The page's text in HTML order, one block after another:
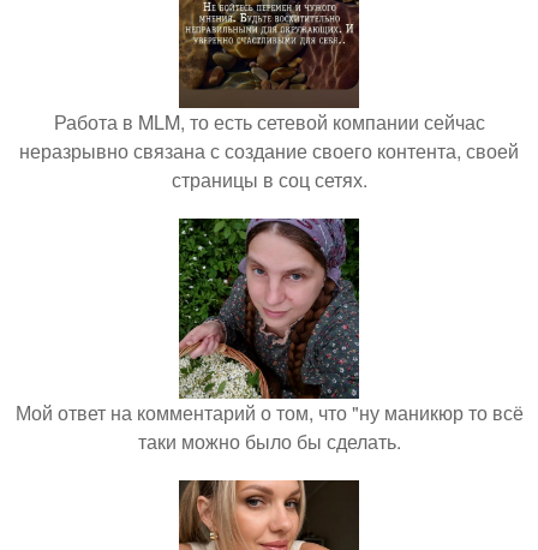
Работа в MLM, то есть сетевой компании сейчас
неразрывно связана с создание своего контента, своей
страницы в соц сетях.
Мой ответ на комментарий о том, что "ну маникюр то всё
таки можно было бы сделать.